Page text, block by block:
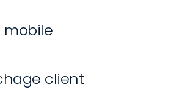
mobile
client